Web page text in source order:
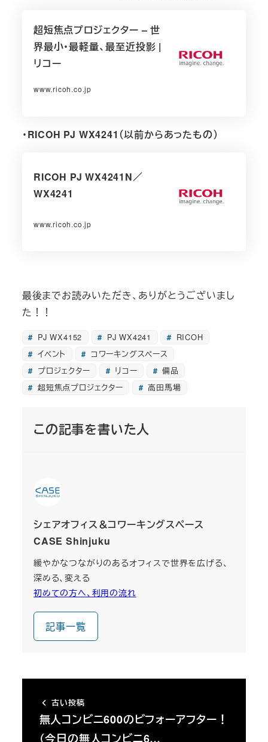
超短焦点プロジェクター – 世
界最小・最軽量、最至近投影 |
リコー
www.ricoh.co.jp
・RICOH PJ WX4241（以前からあったもの）
RICOH PJ WX4241N／
WX4241
www.ricoh.co.jp
最後までお読みいただき、ありがとうございまし
た！！
PJ WX4152 PJ WX4241
RICOH
イベント
コワーキングスペース
プロジェクター
リコー
備品
超短焦点プロジェクター
高田馬場
この記事を書いた人
シェアオフィス＆コワーキングスペース
CASE Shinjuku
緩やかなつながりのあるオフィスで世界を広げる、
深める、変える
初めての方へ、利用の流れ
記事一覧
古い投稿
無人コンビニ600のビフォーアフター！
（今日の無人コンビニ6…